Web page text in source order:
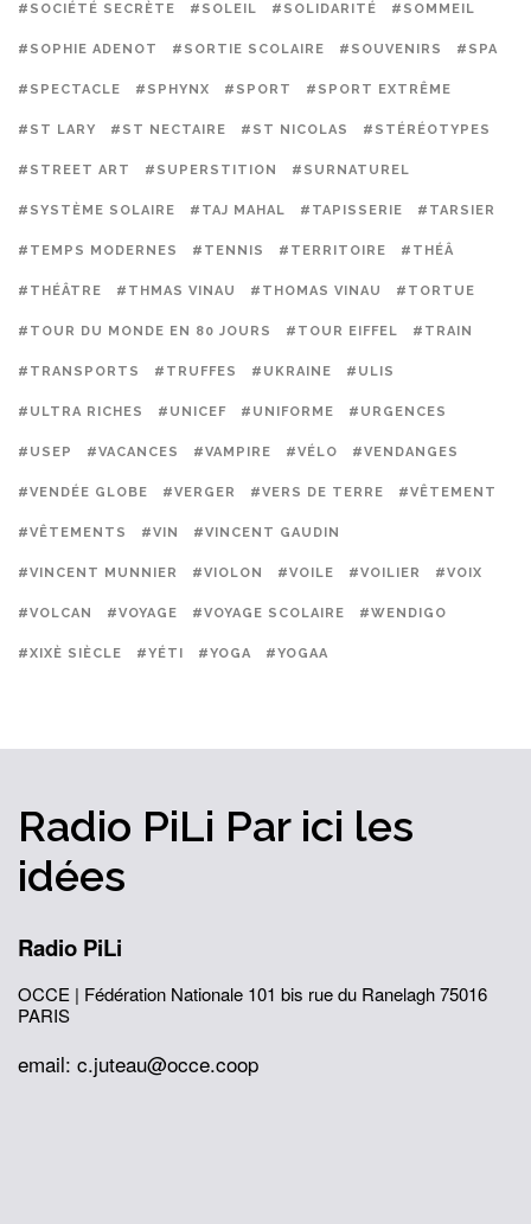
#SOCIÉTÉ SECRÈTE #SOLEIL #SOLIDARITÉ #SOMMEIL
#SOPHIE ADENOT #SORTIE SCOLAIRE #SOUVENIRS #SPA
#SPECTACLE #SPHYNX #SPORT #SPORT EXTRÊME
#ST LARY #ST NECTAIRE #ST NICOLAS #STÉRÉOTYPES
#STREET ART #SUPERSTITION #SURNATUREL
#SYSTÈME SOLAIRE #TAJ MAHAL #TAPISSERIE #TARSIER
#TEMPS MODERNES #TENNIS #TERRITOIRE #THÉÂ
#THÉÂTRE #THMAS VINAU #THOMAS VINAU #TORTUE
#TOUR DU MONDE EN 80 JOURS #TOUR EIFFEL #TRAIN
#TRANSPORTS #TRUFFES #UKRAINE #ULIS
#ULTRA RICHES #UNICEF #UNIFORME #URGENCES
#USEP #VACANCES #VAMPIRE #VÉLO #VENDANGES
#VENDÉE GLOBE #VERGER #VERS DE TERRE #VÊTEMENT
#VÊTEMENTS #VIN #VINCENT GAUDIN
#VINCENT MUNNIER #VIOLON #VOILE #VOILIER #VOIX
#VOLCAN #VOYAGE #VOYAGE SCOLAIRE #WENDIGO
#XIXÈ SIÈCLE #YÉTI #YOGA #YOGAA
Radio PiLi Par ici les
idées
Radio PiLi
OCCE | Fédération Nationale 101 bis rue du Ranelagh75016
PARIS
email: c.juteau@occe.coop